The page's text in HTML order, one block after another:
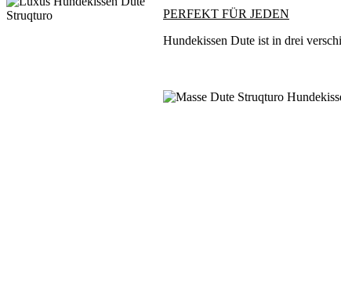
PERFEKT FÜR JEDEN
Hundekissen Dute ist in drei